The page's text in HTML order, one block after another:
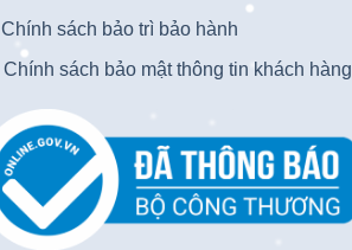
Chính sách bảo trì bảo hành
Chính sách bảo mật thông tin khách hàng